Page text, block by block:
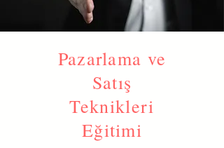
Pazarlama ve
Satış
Teknikleri
Eğitimi